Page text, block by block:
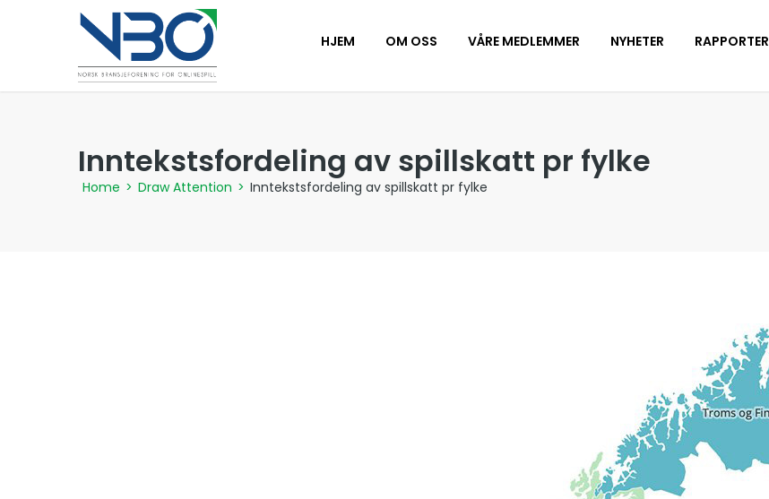
HJEM OM OSS VÅRE MEDLEMMER NYHETER RAPPORTER
Inntekstsfordeling av spillskatt pr fylke
Home > Draw Attention > Inntekstsfordeling av spillskatt pr fylke